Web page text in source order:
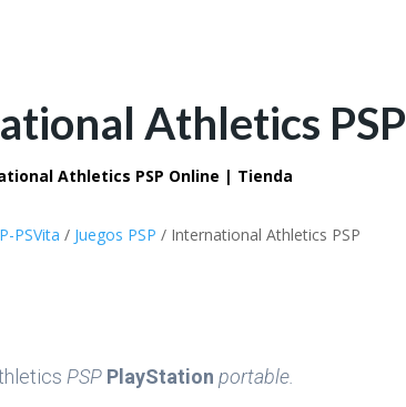
Athletics PSP
Athletics PSP Online | Tienda
PSVita / Juegos PSP / International Athletics PSP
PSP PlayStation portable.